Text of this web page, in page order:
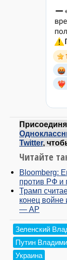
Twitter,
Читайте
Bloomberg:
против РФ и
Трамп
конец войне
— AP
Зеленский
Путин
Украина